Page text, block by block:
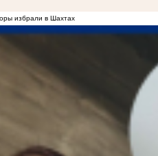
избрали в Шахтах